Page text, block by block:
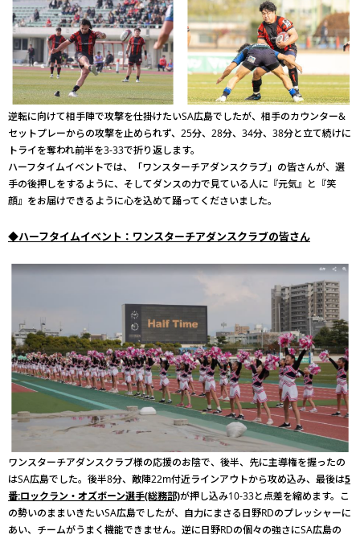
逆転に向けて相手陣で攻撃を仕掛けたいSA広島でしたが、相手のカウンター&
セットプレーからの攻撃を止められず、25分、28分、34分、38分と立て続けに
トライを奪われ前半を3-33で折り返します。
ハーフタイムイベントでは、「ワンスターチアダンスクラブ」の皆さんが、選
手の後押しをするように、そしてダンスの力で見ている人に『元気』と『笑
顔』をお届けできるように心を込めて踊ってくださいました。
◆ハーフタイムイベント：ワンスターチアダンスクラブの皆さん
ワンスターチアダンスクラブ様の応援のお陰で、後半、先に主導権を握ったの
はSA広島でした。後半8分、敵陣22m付近ラインアウトから攻め込み、最後は5
番:ロックラン・オズボーン選手(総務部)が押し込み10-33と点差を縮めます。こ
の勢いのままいきたいSA広島でしたが、自力にまさる日野RDのプレッシャーに
あい、チームがうまく機能できません。逆に日野RDの個々の強さにSA広島の